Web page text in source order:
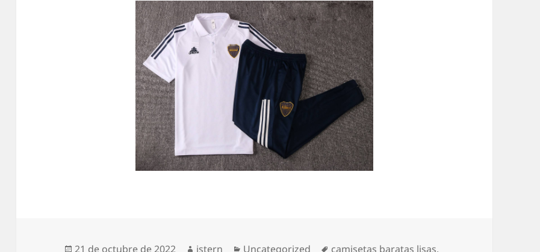
Publicado
21 de octubre de 2022 Autor
istern Categorías
Uncategorized Etiquetas
camisetas baratas lisas,